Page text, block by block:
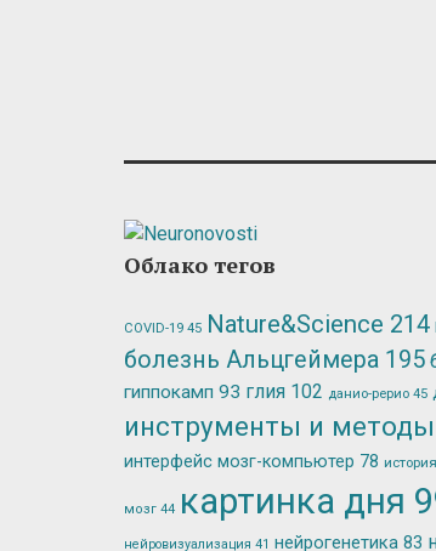
Облако тегов
COVID-19 45 Nature&Science 214
болезнь Альцгеймера 195
гиппокамп 93 глия 102 данио-рерио 45
инструменты и методы
интерфейс мозг-компьютер 78
мозг 44 картинка дня
нейровизуализация 41 нейрогенетика 83